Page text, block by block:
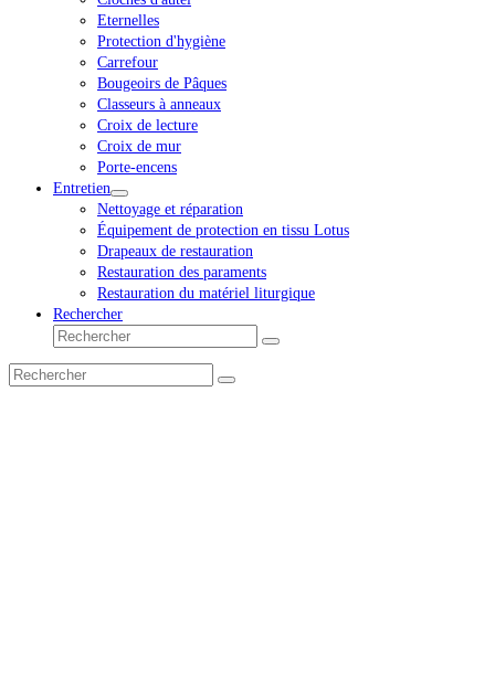
Eternelles
Protection d'hygiène
Carrefour
Bougeoirs de Pâques
Classeurs à anneaux
Croix de lecture
Croix de mur
Porte-encens
Entretien
Nettoyage et réparation
Équipement de protection en tissu Lotus
Drapeaux de restauration
Restauration des paraments
Restauration du matériel liturgique
Rechercher
Rechercher
Envoyer
Rechercher
Envoyer